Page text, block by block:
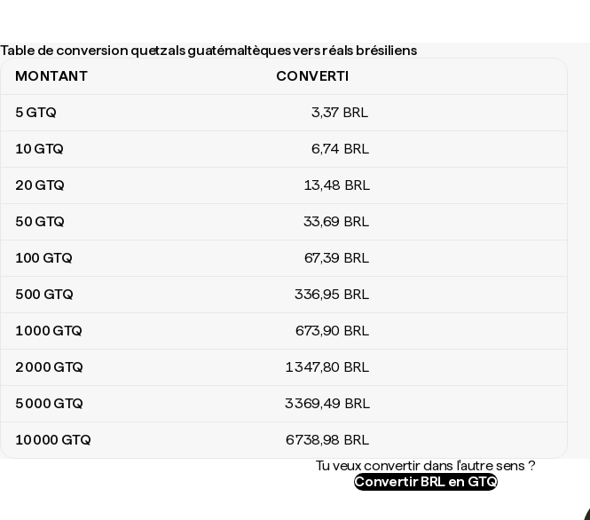
Table de conversion quetzals guatémaltèques vers réals brésiliens
Table de conversion quetzals guatémaltèques vers réals brésiliens
MONTANT CONVERTI
5 GTQ 3,37 BRL
10 GTQ 6,74 BRL
20 GTQ 13,48 BRL
50 GTQ 33,69 BRL
100 GTQ 67,39 BRL
500 GTQ 336,95 BRL
1 000 GTQ 673,90 BRL
2 000 GTQ 1 347,80 BRL
5 000 GTQ 3 369,49 BRL
10 000 GTQ 6 738,98 BRL
Tu veux convertir dans l'autre sens ?
Convertir BRL en GTQ